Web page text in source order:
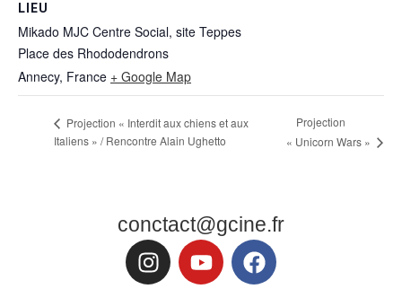
LIEU
Mikado MJC Centre Social, site Teppes
Place des Rhododendrons
Annecy, France + Google Map
Projection « Interdit aux chiens et aux
Italiens » / Rencontre Alain Ughetto
Projection
« Unicorn Wars »
conctact@gcine.fr